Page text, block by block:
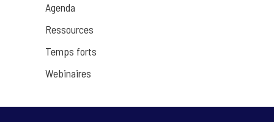
Agenda
Ressources
Temps forts
Webinaires